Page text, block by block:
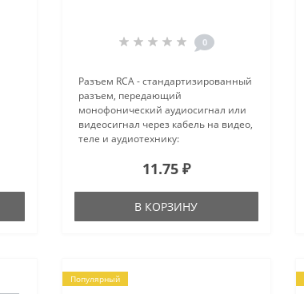
0
Разъем RCA - стандартизированный
разъем, передающий
монофонический аудиосигнал или
видеосигнал через кабель на видео,
теле и аудиотехнику:
(для линейных входов и выходов),
видеокамеры и..
11.75 ₽
В КОРЗИНУ
Популярный